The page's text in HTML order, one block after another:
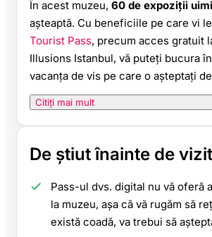
În acest muzeu, 60 de expoziții
așteaptă. Cu beneficiile pe care vi
Tourist Pass, precum acces gratuit
Illusions Istanbul, vă puteți bucura
vacanța de vis pe care o așteptați
Citiți mai mult
De știut înainte de
Pass-ul dvs. digital nu vă oferă
la muzeu, așa că vă rugăm să
există coadă, va trebui să